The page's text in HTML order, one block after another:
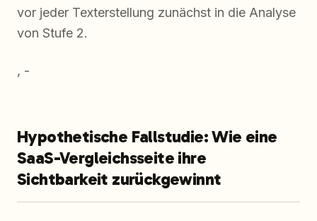
vor jeder Texterstellung zunächst in die Analyse
von Stufe 2.
, -
Hypothetische Fallstudie: Wie eine
SaaS-Vergleichsseite ihre
Sichtbarkeit zurückgewinnt